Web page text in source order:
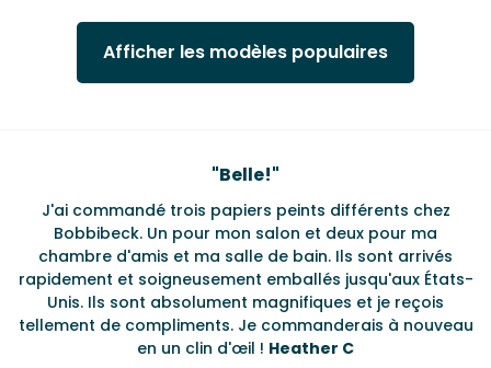
Afficher les modèles populaires
"Belle!"
J'ai commandé trois papiers peints différents chez
Bobbibeck. Un pour mon salon et deux pour ma
chambre d'amis et ma salle de bain. Ils sont arrivés
rapidement et soigneusement emballés jusqu'aux États-
Unis. Ils sont absolument magnifiques et je reçois
tellement de compliments. Je commanderais à nouveau
en un clin d'œil ! Heather C